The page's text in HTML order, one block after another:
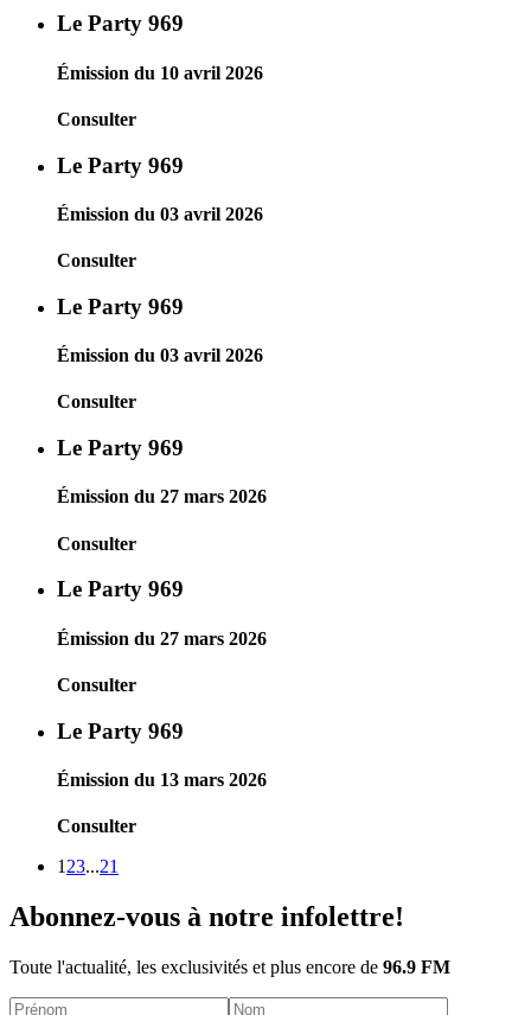
Le Party 969
Émission du 10 avril 2026
Consulter
Le Party 969
Émission du 03 avril 2026
Consulter
Le Party 969
Émission du 03 avril 2026
Consulter
Le Party 969
Émission du 27 mars 2026
Consulter
Le Party 969
Émission du 27 mars 2026
Consulter
Le Party 969
Émission du 13 mars 2026
Consulter
1 23...21
Abonnez-vous à notre infolettre!
Toute l'actualité, les exclusivités et plus encore de 96.9 FM